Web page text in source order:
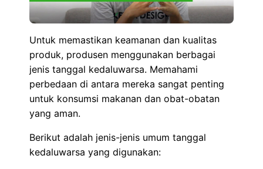
Untuk memastikan keamanan dan kualitas
produk, produsen menggunakan berbagai
jenis tanggal kedaluwarsa. Memahami
perbedaan di antara mereka sangat penting
untuk konsumsi makanan dan obat-obatan
yang aman.
Berikut adalah jenis-jenis umum tanggal
kedaluwarsa yang digunakan: